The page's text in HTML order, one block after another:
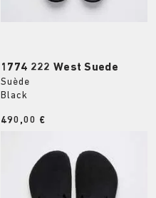
1774 222 West Suede
Suède
Black
Price:
490,00 €